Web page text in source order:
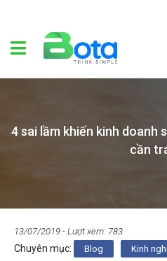
4 sai lầm khiến kinh doanh
cần
13/07/2019 - Lượt xem: 783
Chuyên mục: Blog Kinh